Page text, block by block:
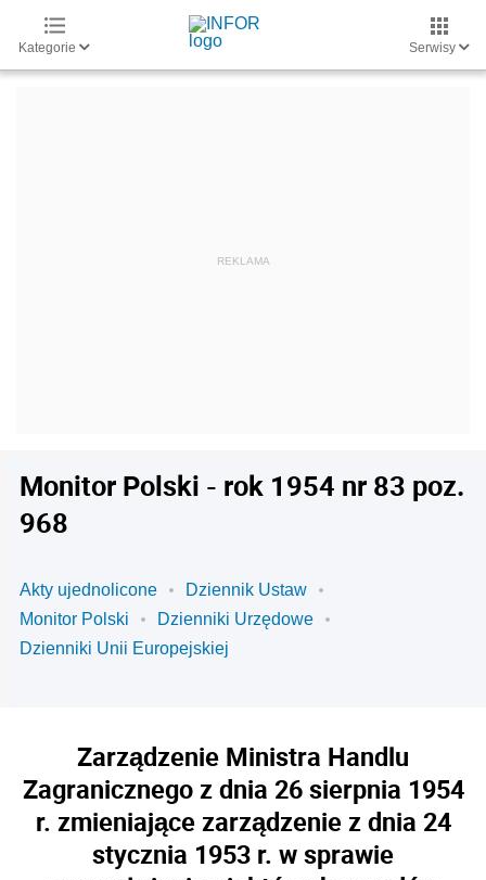
Kategorie Serwisy
Monitor Polski - rok 1954 nr 83 poz.
968
Akty ujednolicone
Dziennik Ustaw
Monitor Polski
Dzienniki Urzędowe
Dzienniki Unii Europejskiej
Zarządzenie Ministra Handlu
Zagranicznego z dnia 26 sierpnia 1954
r. zmieniające zarządzenie z dnia 24
stycznia 1953 r. w sprawie